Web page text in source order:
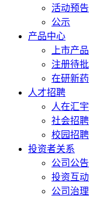
活动预告
公示
产品中心
上市产品
注册待批
在研新药
人才招聘
人在汇宇
社会招聘
校园招聘
投资者关系
公司公告
投资互动
公司治理